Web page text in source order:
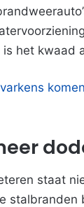
het kwaad
staat
stalbranden